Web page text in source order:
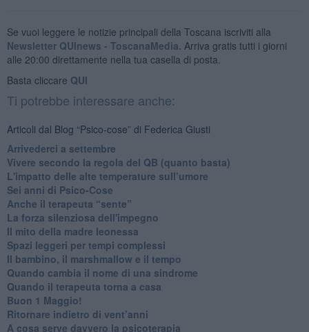
Se vuoi leggere le notizie principali della Toscana iscriviti alla
Newsletter QUInews - ToscanaMedia. Arriva gratis tutti i giorni
alle 20:00 direttamente nella tua casella di posta.
Basta cliccare QUI
Ti potrebbe interessare anche:
Articoli dal Blog “Psico-cose” di Federica Giusti
​Arrivederci a settembre
​Vivere secondo la regola del QB (quanto basta)
​L'impatto delle alte temperature sull’umore
Sei anni di Psico-Cose
​Anche il terapeuta “sente”
​La forza silenziosa dell'impegno
​Il mito della madre leonessa
Spazi leggeri per tempi complessi
Il bambino, il marshmallow e il tempo
​Quando cambia il nome di una sindrome
​Quando il terapeuta torna a casa
​Buon 1 Maggio!
Ritornare indietro di vent’anni
​A cosa serve davvero la psicoterapia